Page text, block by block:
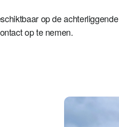
op de achterliggende
op te nemen.